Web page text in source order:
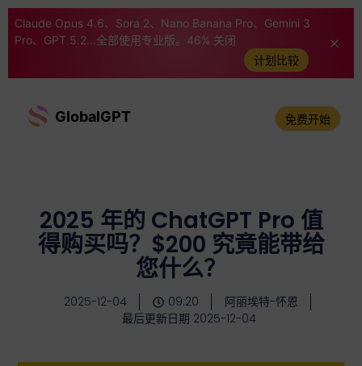
Claude Opus 4.6、Sora 2、Nano Banana Pro、Gemini 3
Pro、GPT 5.2...全部使用专业版。46% 关闭
计划比较
GlobalGPT 免费开始
2025 年的 ChatGPT Pro 值
得购买吗？$200 究竟能带给
您什么？
2025-12-04 09:20
阿丽埃特-怀恩
最后更新日期 2025-12-04